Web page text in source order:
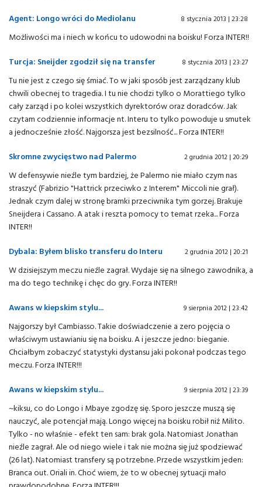
Agent: Longo wróci do Mediolanu
8 stycznia 2013 | 23:28
Możliwości ma i niech w końcu to udowodni na boisku! Forza INTER!!
Turcja: Sneijder zgodził się na transfer
8 stycznia 2013 | 23:27
Tu nie jest z czego się śmiać. To w jaki sposób jest zarządzany klub
chwili obecnej to tragedia. I tu nie chodzi tylko o Morattiego tylko
cały zarząd i po kolei wszystkich dyrektorów oraz doradców. Jak
czytam codziennie informacje nt. Interu to tylko powoduje u smutek
a jednocześnie złość. Najgorsza jest bezsilność... Forza INTER!!
Skromne zwycięstwo nad Palermo
2 grudnia 2012 | 20:29
W defensywie nieźle tym bardziej, że Palermo nie miało czym nas
straszyć (Fabrizio "Hattrick przeciwko z Interem" Miccoli nie grał).
Jednak czym dalej w stronę bramki przeciwnika tym gorzej. Brakuje
Sneijdera i Cassano. A atak i reszta pomocy to temat rzeka... Forza
INTER!!
Dybala: Byłem blisko transferu do Interu
2 grudnia 2012 | 20:21
W dzisiejszym meczu nieźle zagrał. Wydaje się na silnego zawodnika, a
ma do tego technikę i chęc do gry. Forza INTER!!
Awans w kiepskim stylu...
9 sierpnia 2012 | 23:42
Najgorszy był Cambiasso. Takie doświadczenie a zero pojęcia o
właściwym ustawianiu się na boisku. A i jeszcze jedno: bieganie.
Chciałbym zobaczyć statystyki dystansu jaki pokonał podczas tego
meczu. Forza INTER!!!
Awans w kiepskim stylu...
9 sierpnia 2012 | 23:39
~kiksu, co do Longo i Mbaye zgodzę się. Sporo jeszcze muszą się
nauczyć, ale potencjał mają. Longo więcej na boisku robił niż Milito.
Tylko - no właśnie - efekt ten sam: brak gola. Natomiast Jonathan
nieźle zagrał. Ale od niego wiele i tak nie można się już spodziewać
(26 lat). Natomiast transfery są potrzebne. Przede wszystkim jeden:
Branca out. Oriali in. Choć wiem, że to w obecnej sytuacji mało